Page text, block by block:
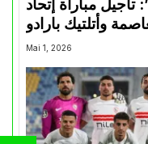
مباراة إتحاد
وأتلتيك بارادو
Mai 1, 2026